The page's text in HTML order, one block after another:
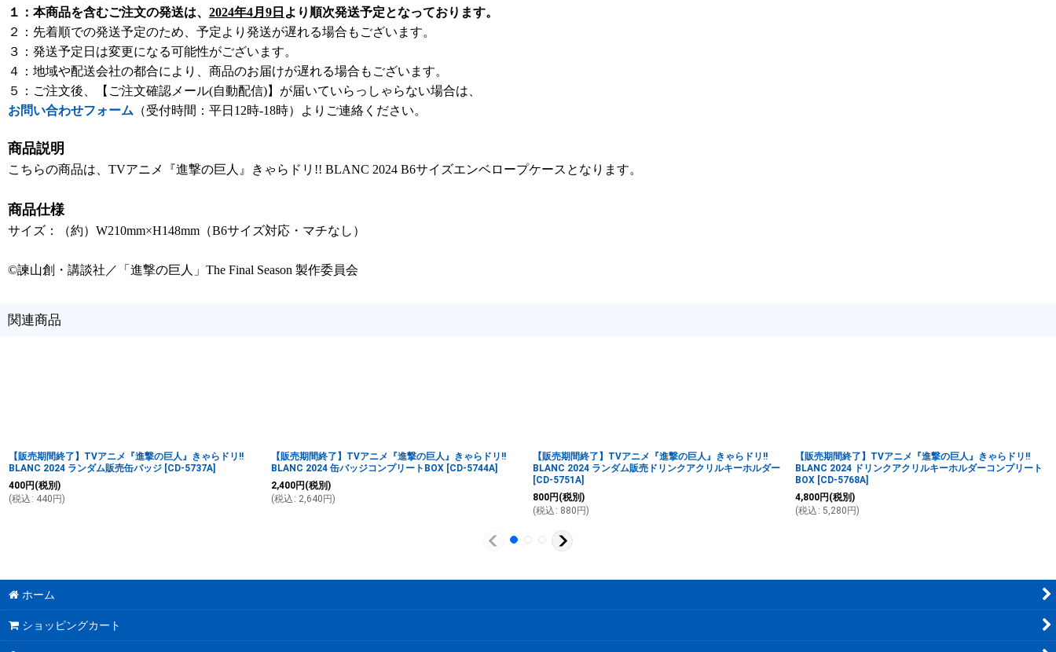
１：本商品を含むご注文の発送は、 2024年4月9日 より順次発送予定となっております。
２：先着順での発送予定のため、予定より発送が遅れる場合もございます。
３：発送予定日は変更になる可能性がございます。
４：地域や配送会社の都合により、商品のお届けが遅れる場合もございます。
５：ご注文後、【ご注文確認メール(自動配信)】が届いていらっしゃらない場合は、
お問い合わせフォーム （受付時間：平日12時-18時）よりご連絡ください。
商品説明
こちらの商品は、TVアニメ『進撃の巨人』きゃらドリ!! BLANC 2024 B6サイズエンベロープケースとなります。
商品仕様
サイズ：（約）W210mm×H148mm（B6サイズ対応・マチなし）
©諫山創・講談社／「進撃の巨人」The Final Season 製作委員会
関連商品
【販売期間終了】TVアニメ『進撃の巨人』きゃらドリ!!
BLANC 2024 ランダム販売缶バッジ [CD-5737A]
400円 (税別)
(税込 : 440 円)
【販売期間終了】TVアニメ『進撃の巨人』きゃらドリ!!
BLANC 2024 缶バッジコンプリートBOX [CD-5744A]
2,400円 (税別)
(税込 : 2,640 円)
【販売期間終了】TVアニメ『進撃の巨人』きゃらドリ!!
BLANC 2024 ランダム販売ドリンクアクリルキーホルダー
[CD-5751A]
800円 (税別)
(税込 : 880 円)
【販売期間終了】TVアニメ『進撃の巨人』きゃらドリ!!
BLANC 2024 ドリンクアクリルキーホルダーコンプリート
BOX [CD-5768A]
4,800円 (税別)
(税込 : 5,280 円)
ホーム
ショッピングカート